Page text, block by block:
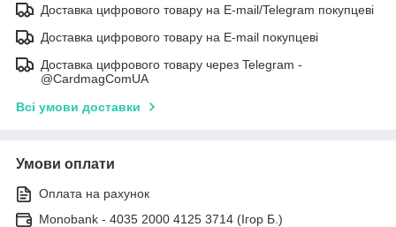
Доставка цифрового товару на E-mail/Telegram покупцеві
Доставка цифрового товару на E-mail покупцеві
Доставка цифрового товару через Telegram -
@CardmagComUA
Всі умови доставки
Умови оплати
Оплата на рахунок
Monobank - 4035 2000 4125 3714 (Ігор Б.)